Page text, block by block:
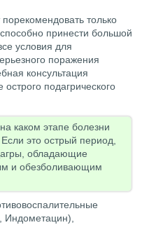
только
принести большой
условия для
поражения
консультация
подагрического
каком этапе болезни
это острый период,
обладающие
и обезболивающим
Индометацин),